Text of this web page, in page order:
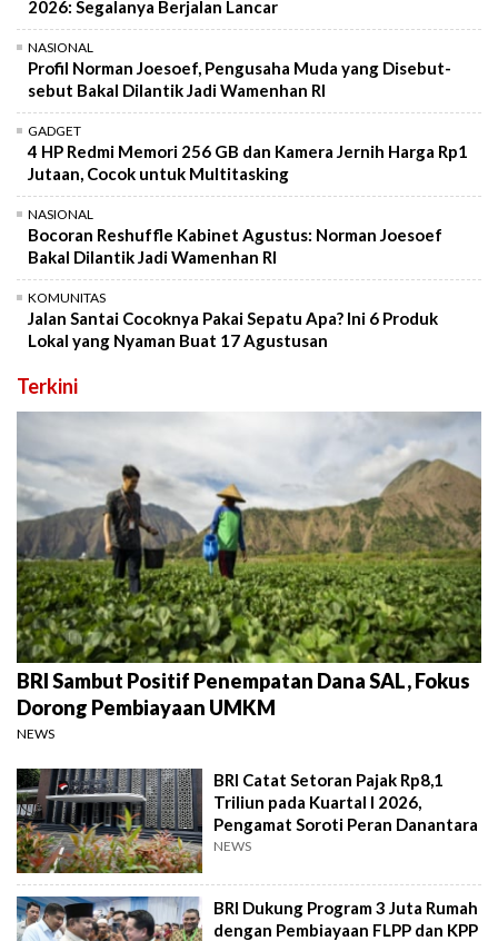
2026: Segalanya Berjalan Lancar
NASIONAL
Profil Norman Joesoef, Pengusaha Muda yang Disebut-
sebut Bakal Dilantik Jadi Wamenhan RI
GADGET
4 HP Redmi Memori 256 GB dan Kamera Jernih Harga Rp1
Jutaan, Cocok untuk Multitasking
NASIONAL
Bocoran Reshuffle Kabinet Agustus: Norman Joesoef
Bakal Dilantik Jadi Wamenhan RI
KOMUNITAS
Jalan Santai Cocoknya Pakai Sepatu Apa? Ini 6 Produk
Lokal yang Nyaman Buat 17 Agustusan
Terkini
BRI Sambut Positif Penempatan Dana SAL, Fokus
Dorong Pembiayaan UMKM
NEWS
BRI Catat Setoran Pajak Rp8,1
Triliun pada Kuartal I 2026,
Pengamat Soroti Peran Danantara
NEWS
BRI Dukung Program 3 Juta Rumah
dengan Pembiayaan FLPP dan KPP